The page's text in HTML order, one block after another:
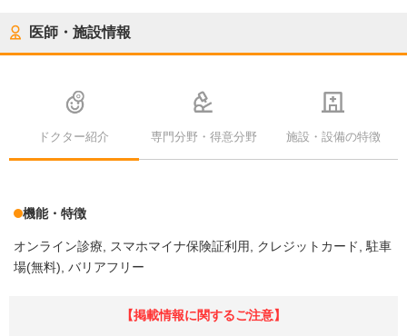
医師・施設情報
ドクター紹介 専門分野・得意分野 施設・設備の特徴
機能・特徴
オンライン診療 スマホマイナ保険証利用 クレジットカード
駐車
場(無料) バリアフリー
【掲載情報に関するご注意】